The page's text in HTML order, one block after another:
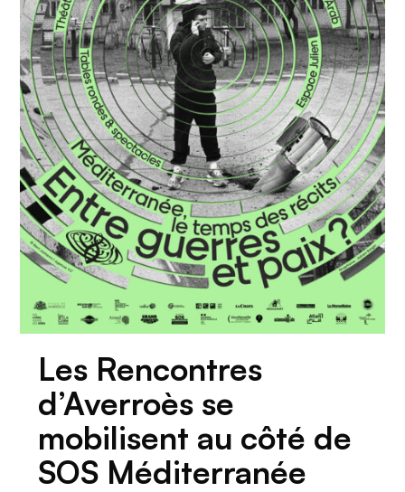
Les Rencontres
d’Averroès se
mobilisent au côté de
SOS Méditerranée